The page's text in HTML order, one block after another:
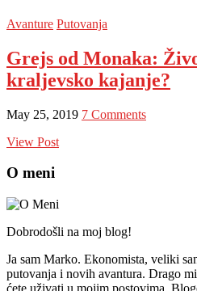
Avanture Putovanja
Grejs od Monaka:
kraljevsko kajanje?
May 25, 2019 7 Comments
View Post
O meni
Dobrodošli na moj blog!
Ja sam Marko. Ekonomista, veliki
putovanja i novih avantura. Drago
ćete uživati u mojim postovima.